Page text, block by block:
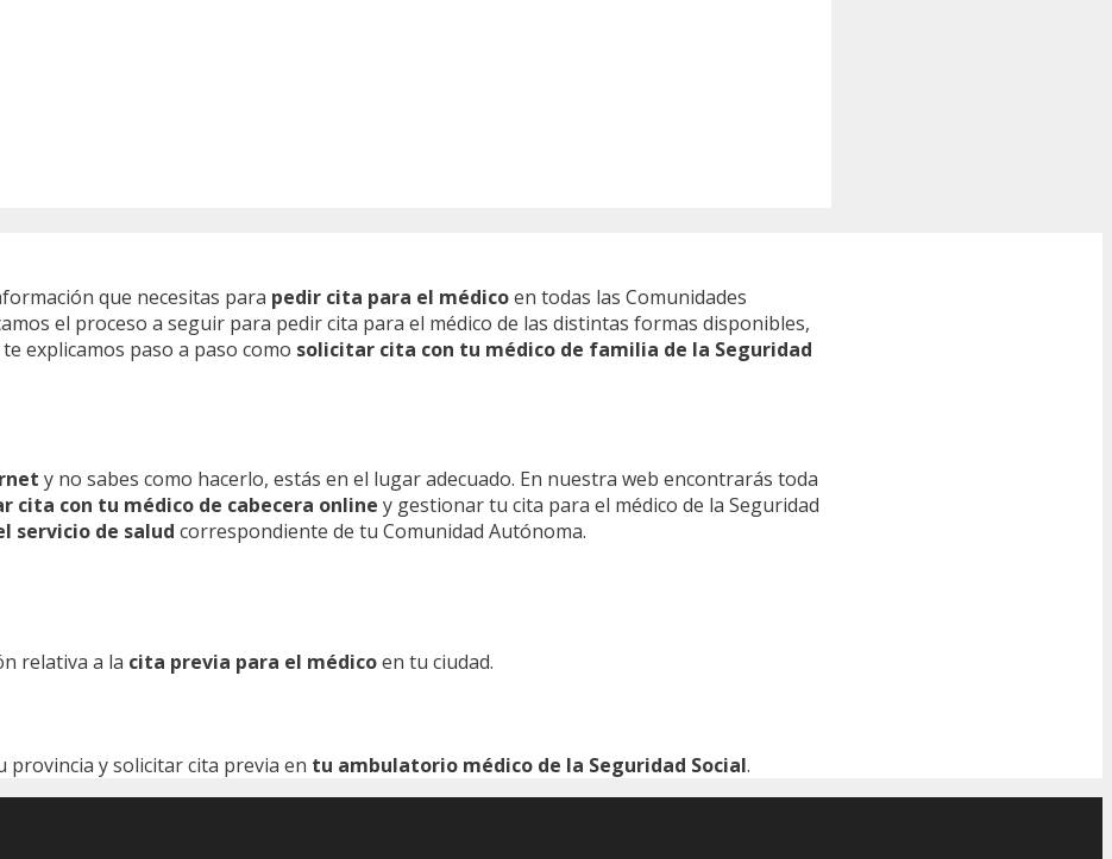
que necesitas para pedir cita para el médicoen todas las Comunidades
el proceso a seguir para pedir cita para el médico de las distintas formas disponibles,
explicamos paso a paso como solicitar cita con tu médico de familia de la Seguridad
y no sabes como hacerlo, estás en el lugar adecuado. En nuestra web encontrarás toda
cita con tu médico de cabecera online y gestionar tu cita para el médico de la Seguridad
servicio de salud correspondiente de tu Comunidad Autónoma.
relativa a la cita previa para el médicoen tu ciudad.
provincia y solicitar cita previa en tu ambulatorio médico de la Seguridad Social.